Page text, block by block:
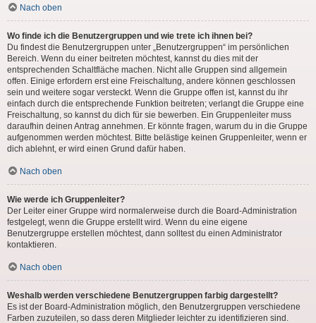
Nach oben
Wo finde ich die Benutzergruppen und wie trete ich ihnen bei?
Du findest die Benutzergruppen unter „Benutzergruppen“ im persönlichen
Bereich. Wenn du einer beitreten möchtest, kannst du dies mit der
entsprechenden Schaltfläche machen. Nicht alle Gruppen sind allgemein
offen. Einige erfordern erst eine Freischaltung, andere können geschlossen
sein und weitere sogar versteckt. Wenn die Gruppe offen ist, kannst du ihr
einfach durch die entsprechende Funktion beitreten; verlangt die Gruppe eine
Freischaltung, so kannst du dich für sie bewerben. Ein Gruppenleiter muss
daraufhin deinen Antrag annehmen. Er könnte fragen, warum du in die Gruppe
aufgenommen werden möchtest. Bitte belästige keinen Gruppenleiter, wenn er
dich ablehnt, er wird einen Grund dafür haben.
Nach oben
Wie werde ich Gruppenleiter?
Der Leiter einer Gruppe wird normalerweise durch die Board-Administration
festgelegt, wenn die Gruppe erstellt wird. Wenn du eine eigene
Benutzergruppe erstellen möchtest, dann solltest du einen Administrator
kontaktieren.
Nach oben
Weshalb werden verschiedene Benutzergruppen farbig dargestellt?
Es ist der Board-Administration möglich, den Benutzergruppen verschiedene
Farben zuzuteilen, so dass deren Mitglieder leichter zu identifizieren sind.